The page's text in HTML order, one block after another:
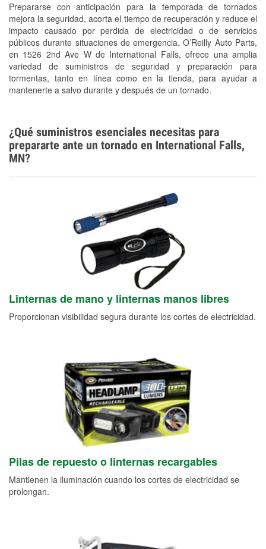
Prepararse con anticipación para la temporada de tornados
mejora la seguridad, acorta el tiempo de recuperación y reduce el
impacto causado por perdida de electricidad o de servicios
públicos durante situaciones de emergencia. O’Reilly Auto Parts,
en 1526 2nd Ave W de International Falls, ofrece una amplia
variedad de suministros de seguridad y preparación para
tormentas, tanto en línea como en la tienda, para ayudar a
mantenerte a salvo durante y después de un tornado.
Tornado Supplies
Conoce más
¿Qué suministros esenciales necesitas para
prepararte ante un tornado en International Falls,
MN?
Linternas de mano y linternas manos libres
Proporcionan visibilidad segura durante los cortes de electricidad.
Pilas de repuesto o linternas recargables
Mantienen la iluminación cuando los cortes de electricidad se
prolongan.